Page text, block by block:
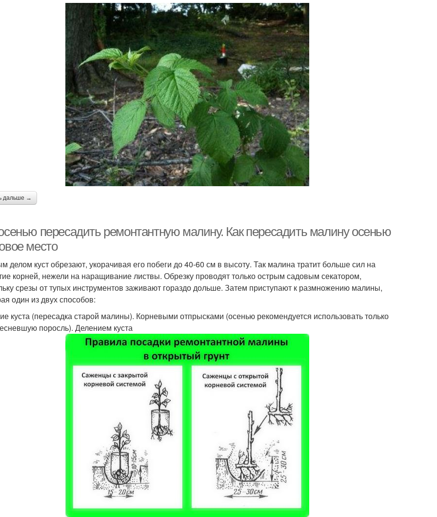
дальше →
пересадить ремонтантную малину. Как пересадить малину осенью
место
делом куст обрезают, укорачивая его побеги до 40-60 см в высоту. Так малина тратит больше сил на
корней, нежели на наращивание листвы. Обрезку проводят только острым садовым секатором,
срезы от тупых инструментов заживают гораздо дольше. Затем приступают к размножению малины,
один из двух способов:
куста (пересадка старой малины). Корневыми отпрысками (осенью рекомендуется использовать только
поросль). Делением куста